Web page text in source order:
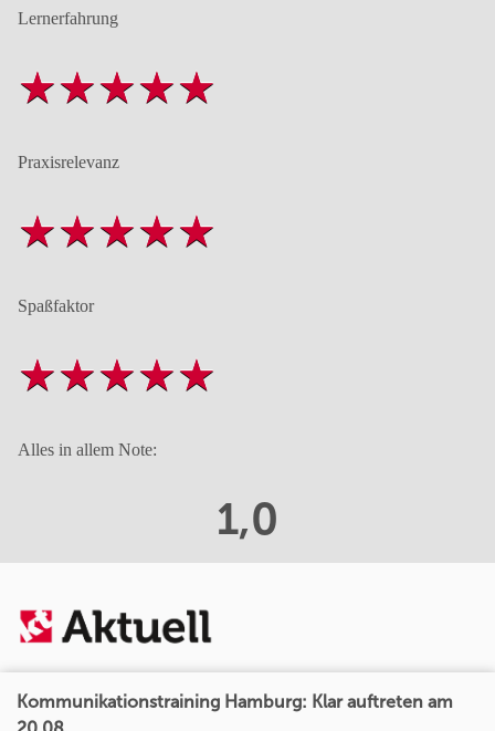
Lernerfahrung
Praxisrelevanz
Spaßfaktor
Alles in allem Note:
1,0
Kommunikationstraining Hamburg: Klar auftreten am